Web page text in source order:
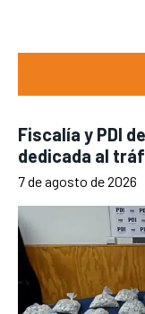
Fiscalía y PDI
dedicada al
7 de agosto de 2026